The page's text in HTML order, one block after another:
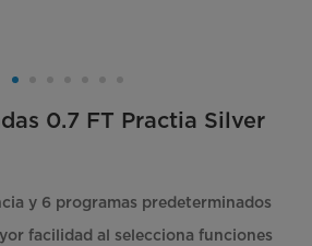
0.7 FT Practia Silver
y 6 programas predeterminados
facilidad al selecciona funciones